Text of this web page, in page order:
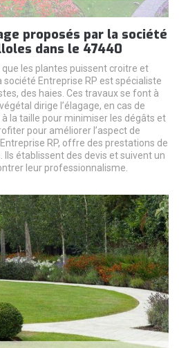
proposés par la société
dans le 47440
les plantes puissent croitre et
société Entreprise RP est spécialiste
des haies. Ces travaux se font à
dirige l’élagage, en cas de
à la taille pour minimiser les dégâts et
pour améliorer l’aspect de
RP, offre des prestations de
Ils établissent des devis et suivent un
leur professionnalisme.